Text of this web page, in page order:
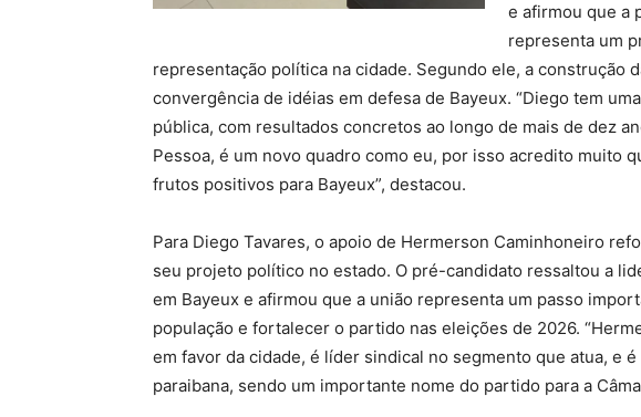
e afirmou que a
representa um
representação política na cidade. Segundo ele, a construção
convergência de idéias em defesa de Bayeux. “Diego tem
pública, com resultados concretos ao longo de mais de dez
Pessoa, é um novo quadro como eu, por isso acredito muito
frutos positivos para Bayeux”, destacou.
Para Diego Tavares, o apoio de Hermerson Caminhoneiro
seu projeto político no estado. O pré-candidato ressaltou a
em Bayeux e afirmou que a união representa um passo
população e fortalecer o partido nas eleições de 2026.
em favor da cidade, é líder sindical no segmento que atua, e
paraibana, sendo um importante nome do partido para a